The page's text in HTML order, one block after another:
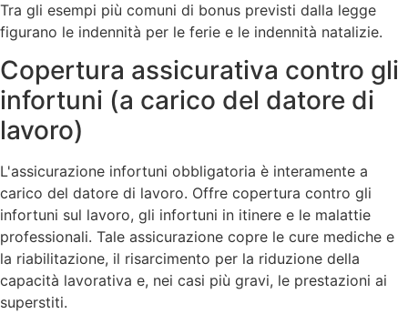
Tra gli esempi più comuni di bonus previsti dalla legge
figurano le indennità per le ferie e le indennità natalizie.
Copertura assicurativa contro gli
infortuni (a carico del datore di
lavoro)
L'assicurazione infortuni obbligatoria è interamente a
carico del datore di lavoro. Offre copertura contro gli
infortuni sul lavoro, gli infortuni in itinere e le malattie
professionali. Tale assicurazione copre le cure mediche e
la riabilitazione, il risarcimento per la riduzione della
capacità lavorativa e, nei casi più gravi, le prestazioni ai
superstiti.